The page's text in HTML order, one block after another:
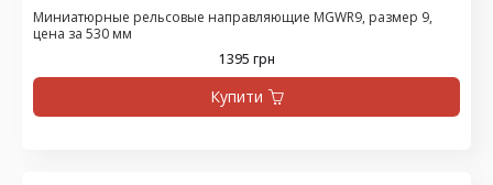
Миниатюрные рельсовые направляющие MGWR9, размер 9,
цена за 530 мм
1395 грн
Купити